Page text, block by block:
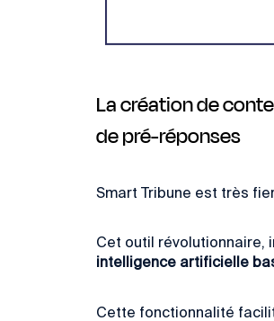
La création de
de pré-réponses
Smart Tribune est très
Cet outil révolutionnaire,
intelligence artificielle
Cette fonctionnalité